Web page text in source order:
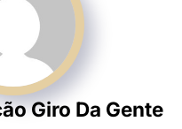
Giro Da Gente